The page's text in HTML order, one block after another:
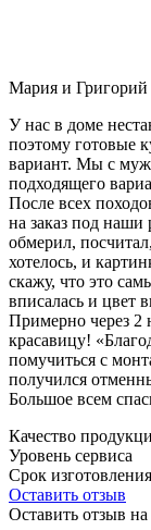
Мария и
У нас в доме
поэтому готовые
вариант. Мы с
подходящего
После всех
на заказ под
обмерил,
хотелось, и
скажу, что это
вписалась и цвет
Примерно через 2
красавицу!
помучиться с
получился
Большое всем
Качество
Уровень сервиса
Срок изготовления
Оставить отзыв
Оставить отзыв